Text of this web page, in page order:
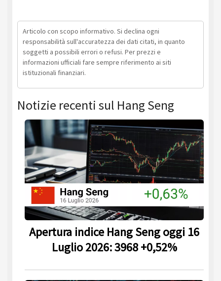
Articolo con scopo informativo. Si declina ogni
responsabilità sull'accuratezza dei dati citati, in quanto
soggetti a possibili errori o refusi. Per prezzi e
informazioni ufficiali fare sempre riferimento ai siti
istituzionali finanziari.
Notizie recenti sul Hang Seng
Apertura indice Hang Seng oggi 16
Luglio 2026: 3968 +0,52%